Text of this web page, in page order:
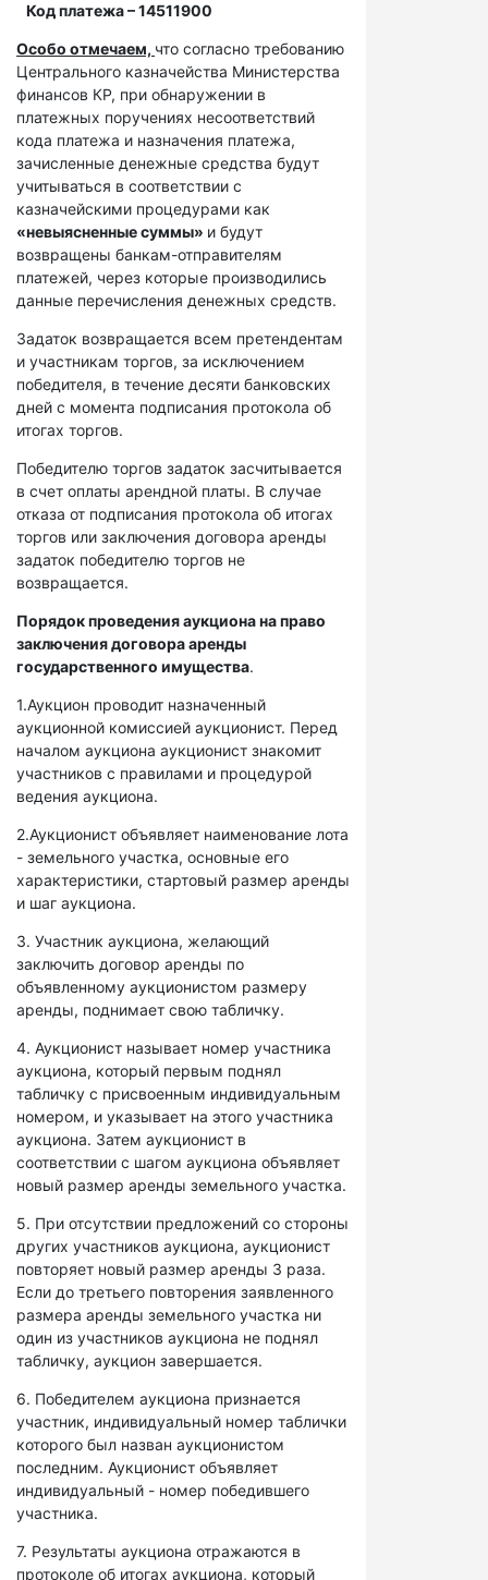
Код платежа – 14511900
Особо отмечаем, что согласно требованию
Центрального казначейства Министерства
финансов КР, при обнаружении в
платежных поручениях несоответствий
кода платежа и назначения платежа,
зачисленные денежные средства будут
учитываться в соответствии с
казначейскими процедурами как
«невыясненные суммы» и будут
возвращены банкам-отправителям
платежей, через которые производились
данные перечисления денежных средств.
Задаток возвращается всем претендентам
и участникам торгов, за исключением
победителя, в течение десяти банковских
дней с момента подписания протокола об
итогах торгов.
Победителю торгов задаток засчитывается
в счет оплаты арендной платы. В случае
отказа от подписания протокола об итогах
торгов или заключения договора аренды
задаток победителю торгов не
возвращается.
Порядок проведения аукциона на право
заключения договора аренды
государственного имущества.
1.Аукцион проводит назначенный
аукционной комиссией аукционист. Перед
началом аукциона аукционист знакомит
участников с правилами и процедурой
ведения аукциона.
2.Аукционист объявляет наименование лота
- земельного участка, основные его
характеристики, стартовый размер аренды
и шаг аукциона.
3. Участник аукциона, желающий
заключить договор аренды по
объявленному аукционистом размеру
аренды, поднимает свою табличку.
4. Аукционист называет номер участника
аукциона, который первым поднял
табличку с присвоенным индивидуальным
номером, и указывает на этого участника
аукциона. Затем аукционист в
соответствии с шагом аукциона объявляет
новый размер аренды земельного участка.
5. При отсутствии предложений со стороны
других участников аукциона, аукционист
повторяет новый размер аренды 3 раза.
Если до третьего повторения заявленного
размера аренды земельного участка ни
один из участников аукциона не поднял
табличку, аукцион завершается.
6. Победителем аукциона признается
участник, индивидуальный номер таблички
которого был назван аукционистом
последним. Аукционист объявляет
индивидуальный - номер победившего
участника.
7. Результаты аукциона отражаются в
протоколе об итогах аукциона, который